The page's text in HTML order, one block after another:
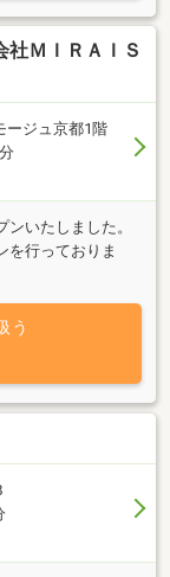
ＭＩＲＡＩＳ
ジュ京都1階
いたしました。
を行っておりま
う